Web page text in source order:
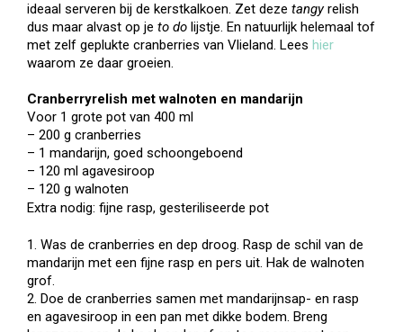
ideaal serveren bij de kerstkalkoen. Zet deze tangyrelish
dus maar alvast op je to do lijstje. En natuurlijk helemaal tof
met zelf geplukte cranberries van Vlieland. Lees hier
waarom ze daar groeien.
Cranberryrelish met walnoten en mandarijn
Voor 1 grote pot van 400 ml
– 200 g cranberries
– 1 mandarijn, goed schoongeboend
– 120 ml agavesiroop
– 120 g walnoten
Extra nodig: fijne rasp, gesteriliseerde pot
1. Was de cranberries en dep droog. Rasp de schil van de
mandarijn met een fijne rasp en pers uit. Hak de walnoten
grof.
2. Doe de cranberries samen met mandarijnsap- en rasp
en agavesiroop in een pan met dikke bodem. Breng